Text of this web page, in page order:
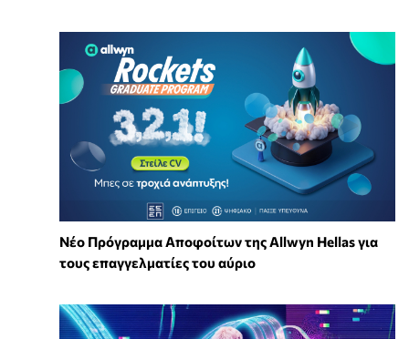
Νέο Πρόγραμμα Αποφοίτων της Allwyn Hellas για
τους επαγγελματίες του αύριο